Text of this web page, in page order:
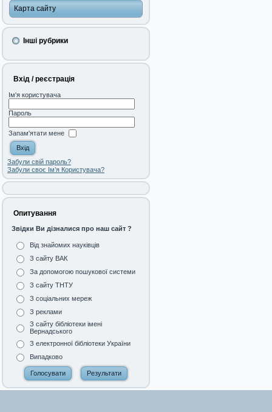
Карта сайту
Інші рубрики
Вхід / реєстрація
Ім'я користувача
Пароль
Запам'ятати мене
Забули свій пароль?
Забули своє Ім’я Користувача?
Опитування
Звідки Ви дізналися про наш сайт ?
Від знайомих науківців
З сайту ВАК
За допомогою пошукової системи
З сайту ТНТУ
З соціальних мереж
З реклами
З сайту бібліотеки імені
Вернадського
З електронної бібліотеки України
Випадково